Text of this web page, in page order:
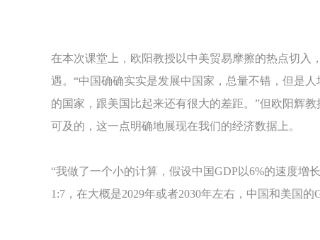
在本次课堂上，欧阳教授以中美贸易摩擦的热点切入
遇。“中国确确实实是发展中国家，总量不错，但是
的国家，跟美国比起来还有很大的差距。”但欧阳辉
可及的，这一点明确地展现在我们的经济数据上。
“我做了一个小的计算，假设中国GDP以6%的速度增
1:7，在大概是2029年或者2030年左右，中国和美国